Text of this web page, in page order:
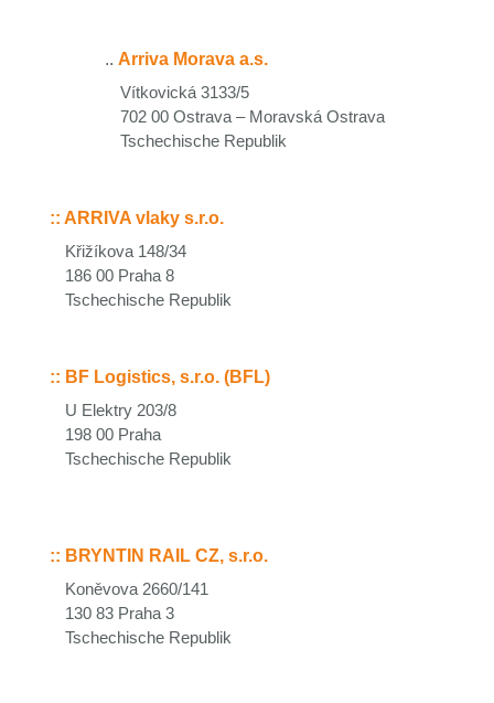
.. Arriva Morava a.s.
Vítkovická 3133/5
702 00 Ostrava – Moravská Ostrava
Tschechische Republik
:: ARRIVA vlaky s.r.o.
Křižíkova 148/34
186 00 Praha 8
Tschechische Republik
:: BF Logistics, s.r.o. (BFL)
U Elektry 203/8
198 00 Praha
Tschechische Republik
:: BRYNTIN RAIL CZ, s.r.o.
Koněvova 2660/141
130 83 Praha 3
Tschechische Republik